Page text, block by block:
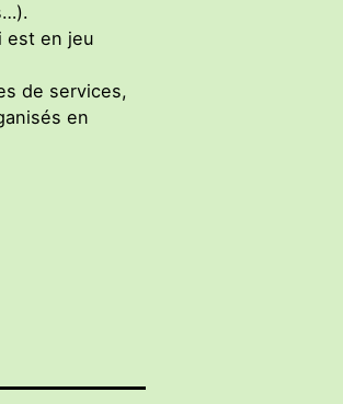
est en jeu
de services,
en